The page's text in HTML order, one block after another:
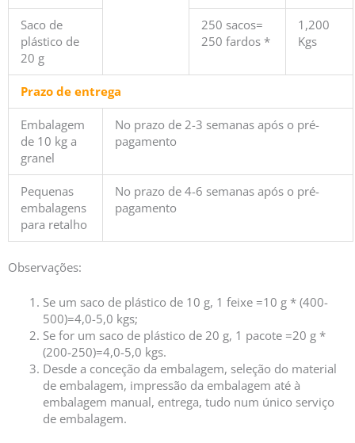
Saco de
plástico de
20 g
250 sacos=
250 fardos *
1,200
Kgs
Prazo de entrega
Embalagem
de 10 kg a
granel
No prazo de 2-3 semanas após o pré-
pagamento
Pequenas
embalagens
para retalho
No prazo de 4-6 semanas após o pré-
pagamento
Observações:
Se um saco de plástico de 10 g, 1 feixe =10 g * (400-
500)=4,0-5,0 kgs;
Se for um saco de plástico de 20 g, 1 pacote =20 g *
(200-250)=4,0-5,0 kgs.
Desde a conceção da embalagem, seleção do material
de embalagem, impressão da embalagem até à
embalagem manual, entrega, tudo num único serviço
de embalagem.